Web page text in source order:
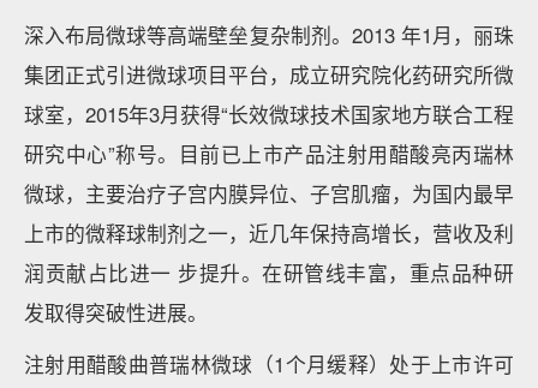
深入布局微球等高端壁垒复杂制剂。2013 年1月，丽珠
集团正式引进微球项目平台，成立研究院化药研究所微
球室，2015年3月获得“长效微球技术国家地方联合工程
研究中心”称号。目前已上市产品注射用醋酸亮丙瑞林
微球，主要治疗子宫内膜异位、子宫肌瘤，为国内最早
上市的微释球制剂之一，近几年保持高增长，营收及利
润贡献占比进一 步提升。在研管线丰富，重点品种研
发取得突破性进展。
注射用醋酸曲普瑞林微球（1个月缓释）处于上市许可